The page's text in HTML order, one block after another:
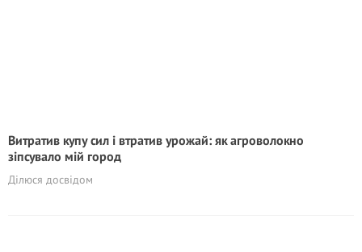
Витратив купу сил і втратив урожай: як агроволокно
зіпсувало мій город
Ділюся досвідом